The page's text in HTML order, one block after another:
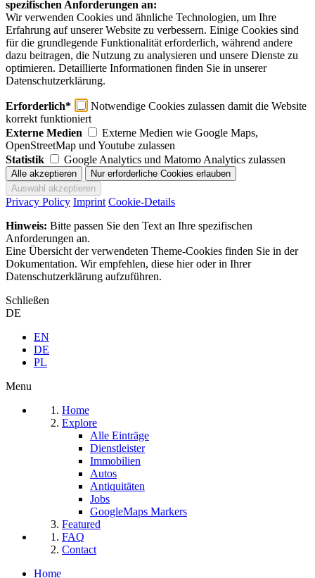
spezifischen Anforderungen an:
Wir verwenden Cookies und ähnliche Technologien, um Ihre
Erfahrung auf unserer Website zu verbessern. Einige Cookies sind
für die grundlegende Funktionalität erforderlich, während andere
dazu beitragen, die Nutzung zu analysieren und unsere Dienste zu
optimieren. Detaillierte Informationen finden Sie in unserer
Datenschutzerklärung.
Erforderlich*
Notwendige Cookies zulassen damit die Website
korrekt funktioniert
Externe Medien
Externe Medien wie Google Maps,
OpenStreetMap und Youtube zulassen
Statistik
Google Analytics und Matomo Analytics zulassen
Privacy Policy Imprint Cookie-Details
Hinweis: Bitte passen Sie den Text an Ihre spezifischen
Anforderungen an.
Eine Übersicht der verwendeten Theme-Cookies finden Sie in der
Dokumentation. Wir empfehlen, diese hier oder in Ihrer
Datenschutzerklärung aufzuführen.
Schließen
DE
EN
DE
PL
Menu
Home
Explore
Alle Einträge
Dienstleister
Immobilien
Autos
Antiquitäten
Jobs
GoogleMaps Markers
Featured
FAQ
Contact
Home